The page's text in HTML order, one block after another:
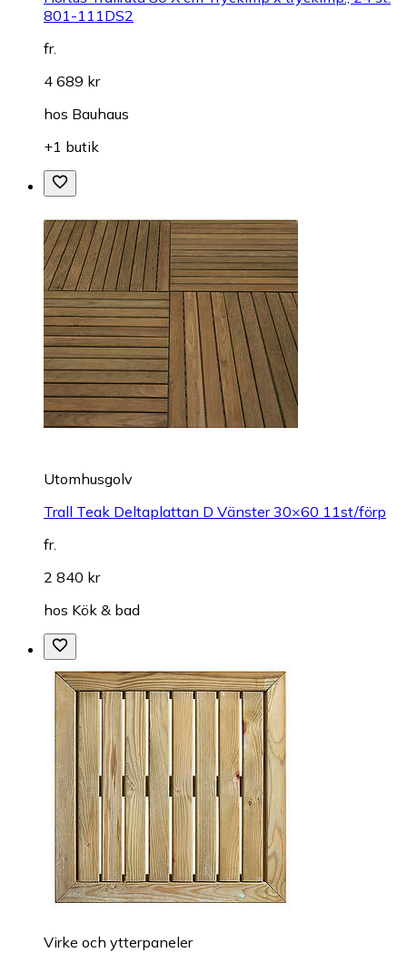
801-111DS2
fr.
4 689 kr
hos Bauhaus
+1 butik
Utomhusgolv
Trall Teak Deltaplattan D Vänster 30×60 11st/förp
fr.
2 840 kr
hos Kök & bad
Virke och ytterpaneler